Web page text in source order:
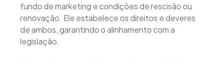
fundo de marketing e condições de rescisão ou
renovação. Ele estabelece os direitos e deveres
de ambos, garantindo o alinhamento com a
legislação.